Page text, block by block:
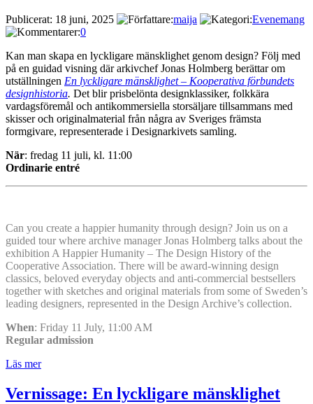
Publicerat: 18 juni, 2025 maija
Evenemang
0
Kan man skapa en lyckligare mänsklighet genom design? Följ med
på en guidad visning där arkivchef Jonas Holmberg berättar om
utställningen En lyckligare mänsklighet – Kooperativa förbundets
designhistoria. Det blir prisbelönta designklassiker, folkkära
vardagsföremål och antikommersiella storsäljare tillsammans med
skisser och originalmaterial från några av Sveriges främsta
formgivare, representerade i Designarkivets samling.
När: fredag 11 juli, kl. 11:00
Ordinarie entré
Can you create a happier humanity through design? Join us on a
guided tour where archive manager Jonas Holmberg talks about the
exhibition A Happier Humanity – The Design History of the
Cooperative Association. There will be award-winning design
classics, beloved everyday objects and anti-commercial bestsellers
together with sketches and original materials from some of Sweden’s
leading designers, represented in the Design Archive’s collection.
When: Friday 11 July, 11:00 AM
Regular admission
Läs mer
Vernissage: En lyckligare mänsklighet